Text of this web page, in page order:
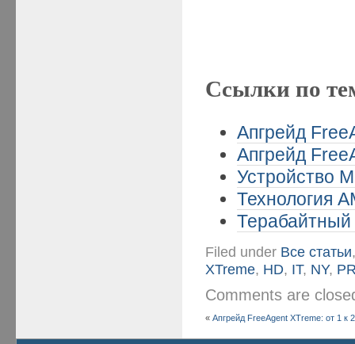
Ссылки по
Апгрейд
Апгрейд
Устройство
Технология
Терабайтный
Filed under Все статьи
XTreme, HD, IT, NY,
Comments are
«Апгрейд FreeAgent XTreme: от 1 к